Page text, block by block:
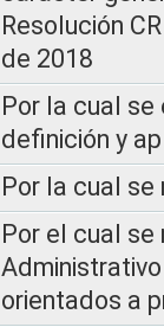
Resolución
de 2018
Por la cual
definición y
Por la cual
Por el cual
orientados a